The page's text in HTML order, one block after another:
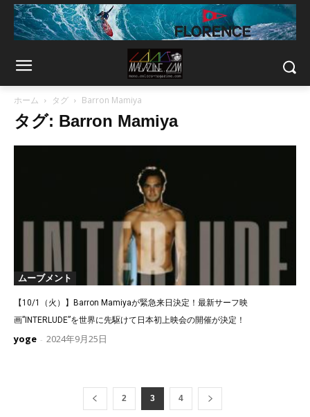
ホーム タグ Barron Mamiya
タグ: Barron Mamiya
ムーブメント
【10/1（火）】Barron Mamiyaが緊急来日決定！最新サーフ映
画”INTERLUDE”を世界に先駆けて日本初上映会の開催が決定！
yoge - 2024年9月25日
2 3 4